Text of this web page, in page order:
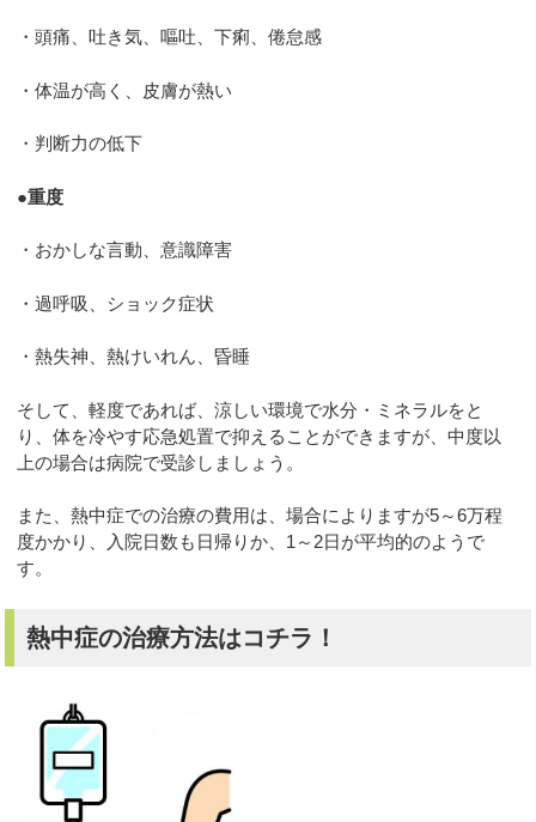
・頭痛、吐き気、嘔吐、下痢、倦怠感
・体温が高く、皮膚が熱い
・判断力の低下
●重度
・おかしな言動、意識障害
・過呼吸、ショック症状
・熱失神、熱けいれん、昏睡
そして、軽度であれば、涼しい環境で水分・ミネラルをと
り、体を冷やす応急処置で抑えることができますが、中度以
上の場合は病院で受診しましょう。
また、熱中症での治療の費用は、場合によりますが5～6万程
度かかり、入院日数も日帰りか、1～2日が平均的のようで
す。
熱中症の治療方法はコチラ！